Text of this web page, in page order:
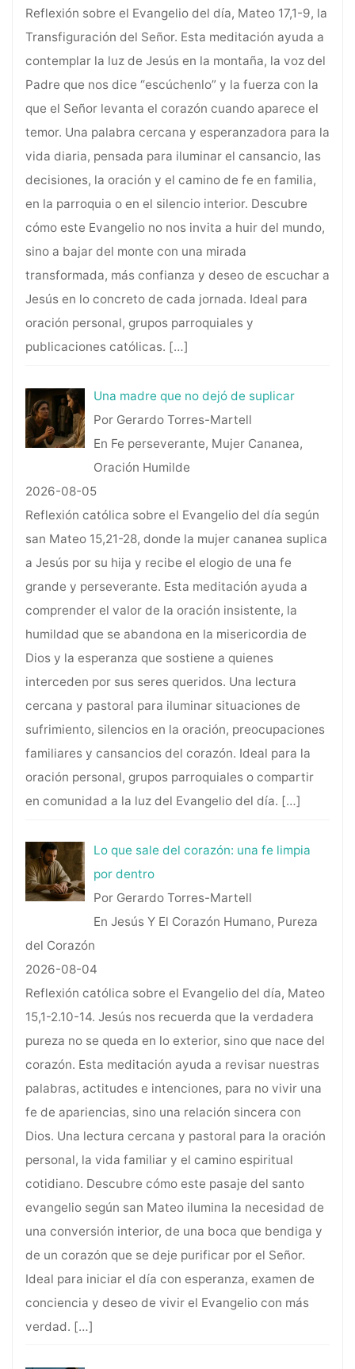
Reflexión sobre el Evangelio del día, Mateo 17,1-9, la
Transfiguración del Señor. Esta meditación ayuda a
contemplar la luz de Jesús en la montaña, la voz del
Padre que nos dice “escúchenlo” y la fuerza con la
que el Señor levanta el corazón cuando aparece el
temor. Una palabra cercana y esperanzadora para la
vida diaria, pensada para iluminar el cansancio, las
decisiones, la oración y el camino de fe en familia,
en la parroquia o en el silencio interior. Descubre
cómo este Evangelio no nos invita a huir del mundo,
sino a bajar del monte con una mirada
transformada, más confianza y deseo de escuchar a
Jesús en lo concreto de cada jornada. Ideal para
oración personal, grupos parroquiales y
publicaciones católicas. […]
Una madre que no dejó de suplicar
Por Gerardo Torres-Martell
En Fe perseverante, Mujer Cananea,
Oración Humilde
2026-08-05
Reflexión católica sobre el Evangelio del día según
san Mateo 15,21-28, donde la mujer cananea suplica
a Jesús por su hija y recibe el elogio de una fe
grande y perseverante. Esta meditación ayuda a
comprender el valor de la oración insistente, la
humildad que se abandona en la misericordia de
Dios y la esperanza que sostiene a quienes
interceden por sus seres queridos. Una lectura
cercana y pastoral para iluminar situaciones de
sufrimiento, silencios en la oración, preocupaciones
familiares y cansancios del corazón. Ideal para la
oración personal, grupos parroquiales o compartir
en comunidad a la luz del Evangelio del día. […]
Lo que sale del corazón: una fe limpia
por dentro
Por Gerardo Torres-Martell
En Jesús Y El Corazón Humano, Pureza
del Corazón
2026-08-04
Reflexión católica sobre el Evangelio del día, Mateo
15,1-2.10-14. Jesús nos recuerda que la verdadera
pureza no se queda en lo exterior, sino que nace del
corazón. Esta meditación ayuda a revisar nuestras
palabras, actitudes e intenciones, para no vivir una
fe de apariencias, sino una relación sincera con
Dios. Una lectura cercana y pastoral para la oración
personal, la vida familiar y el camino espiritual
cotidiano. Descubre cómo este pasaje del santo
evangelio según san Mateo ilumina la necesidad de
una conversión interior, de una boca que bendiga y
de un corazón que se deje purificar por el Señor.
Ideal para iniciar el día con esperanza, examen de
conciencia y deseo de vivir el Evangelio con más
verdad. […]